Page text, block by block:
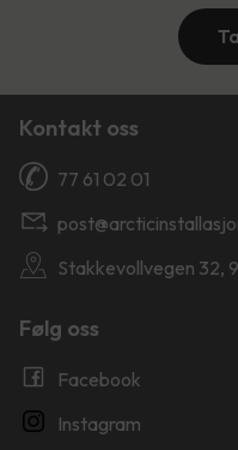
Kontakt oss
77 61 02 01
Stakkevollvegen 32,
Følg oss
Facebook
Instagram